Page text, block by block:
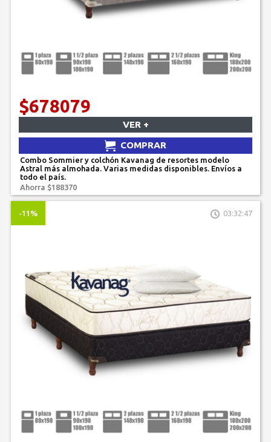
$678079
VER +
COMPRAR
Combo Sommier y colchón Kavanag de resortes modelo
Astral más almohada. Varias medidas disponibles. Envíos a
todo el país.
Ahorra $188370
-11% 03:32:47